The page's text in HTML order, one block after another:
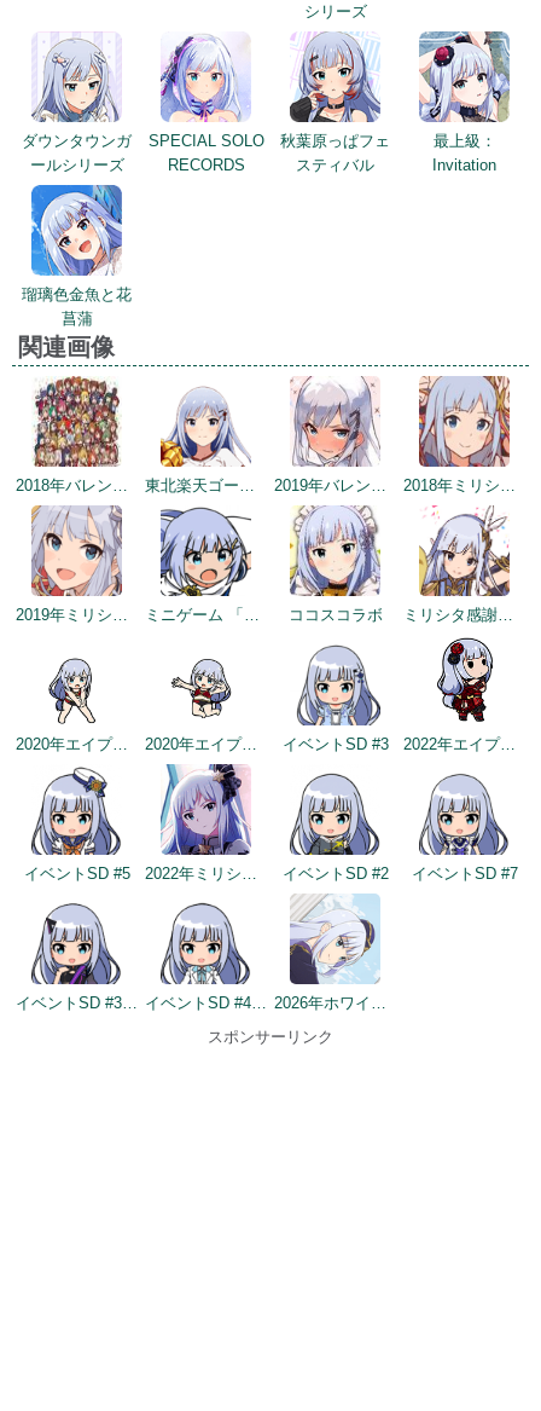
シリーズ
ダウンタウンガ
ールシリーズ
SPECIAL SOLO
RECORDS
秋葉原っぱフェ
スティバル
最上級：
Invitation
瑠璃色金魚と花
菖蒲
関連画像
2018年バレンタインデー公式ツイート 東北楽天ゴールデンイーグルスコラボトップ絵 2019年バレンタイントップ画面 2018年ミリシタ感謝祭
2019年ミリシタ2周年カウントダウン（3日前） ミニゲーム 「アイドルヒーローズ ジェネシス」編 ココスコラボ ミリシタ感謝祭2019～2020
2020年エイプリルフールネタ 2020年エイプリルフールネタ イベントSD #3 2022年エイプリルフールネタ
イベントSD #5 2022年ミリシタ5周年トップ画面 イベントSD #2 イベントSD #7
イベントSD #354 イベントSD #403
2026年ホワイトデートップ画面
スポンサーリンク